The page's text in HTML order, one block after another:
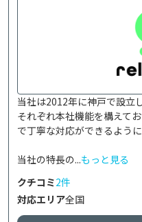
当社は2012年に神戸で設立
それぞれ本社機能を構えて
で丁寧な対応ができるように
当社の特長の...もっと見る
クチコミ2件
対応エリア全国